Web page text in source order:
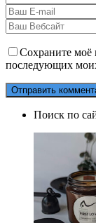
Сохраните моё
последующих
Поиск по